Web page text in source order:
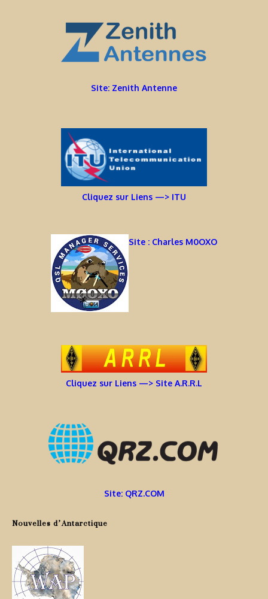
Site: Zenith Antenne
Cliquez sur Liens —> ITU
Site : Charles M0OXO
Cliquez sur Liens —> Site A.R.R.L
Site: QRZ.COM
Nouvelles d’Antarctique